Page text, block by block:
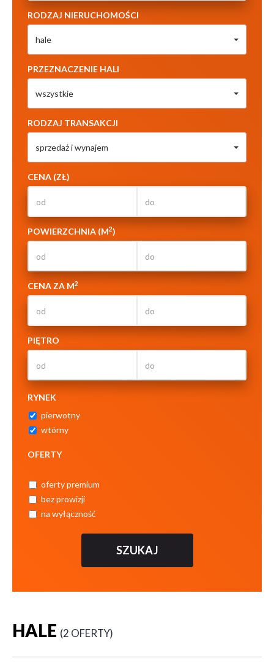
RODZAJ NIERUCHOMOŚCI
hale
PRZEZNACZENIE HALI
wszystkie
RODZAJ TRANSAKCJI
sprzedaż i wynajem
CENA (ZŁ)
POWIERZCHNIA (M2)
CENA ZA M2
PIĘTRO
RYNEK
pierwotny
wtórny
OFERTY
oferty premium
bez prowizji
na wyłączność
HALE 2 OFERTY